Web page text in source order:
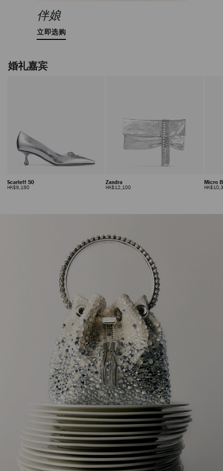
伴娘
立即选购
婚礼嘉宾
Scarlett 50
HK$9,190正
Zandra
HK$12,100正
Micro